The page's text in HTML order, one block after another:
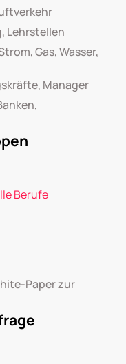
Lehrstellen
Gas, Wasser,
Manager
Berufe
Paper zur